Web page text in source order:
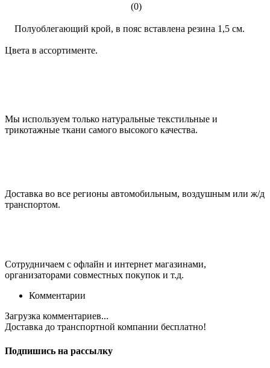
(0)
Полуоблегающий крой, в пояс вставлена резина 1,5 см.
Цвета в ассортименте.
Мы используем только натуральные текстильные и
трикотажные ткани самого высокого качества.
Доставка во все регионы автомобильным, воздушным или ж/д
транспортом.
Сотрудничаем с офлайн и интернет магазинами,
организаторами совместных покупок и т.д.
Комментарии
Загрузка комментариев...
Доставка до транспортной компании бесплатно!
Подпишись на рассылку